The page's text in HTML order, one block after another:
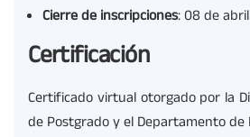
Cierre de inscripciones: 08 de
Certificación
Certificado virtual otorgado por la
de Postgrado y el Departamento de